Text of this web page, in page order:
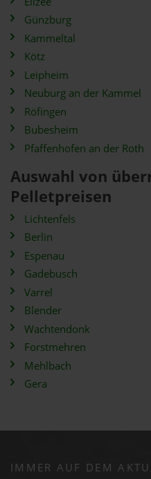
Günzburg
Kammeltal
Kötz
Leipheim
Neuburg an der Kammel
Röfingen
Bubesheim
Pfaffenhofen an der Roth
Auswahl von
Pelletpreisen
Lichtenfels
Berlin
Espenau
Gadebusch
Varrel
Blender
Wachtendonk
Forstmehren
Mehlbach
Gera
IMMER AUF DEM